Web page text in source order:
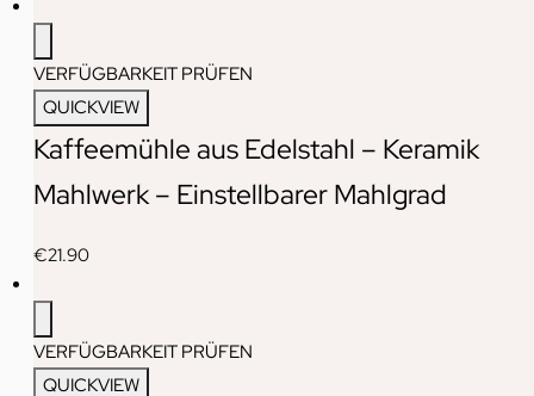
VERFÜGBARKEIT PRÜFEN
QUICKVIEW
Kaffeemühle aus Edelstahl – Keramik
Mahlwerk – Einstellbarer Mahlgrad
€21.90
VERFÜGBARKEIT PRÜFEN
QUICKVIEW